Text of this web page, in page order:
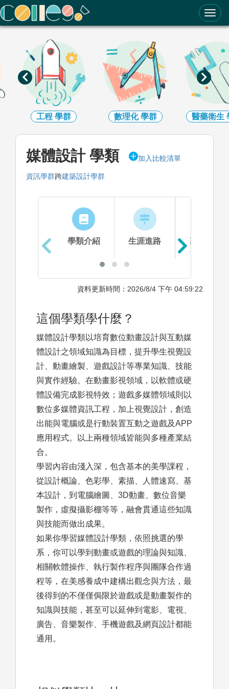
ColleGo! 大學選才與高中育才輔助系統
工程 學群 數理化學群 醫藥衛生
媒體設計 學類 加入比較清單
資訊學群跨建築設計學群
學類介紹 生涯進路 高中準備
資料更新時間：2026/8/4 下午 04:59:22
這個學類學什麼？
媒體設計學類以培育數位動畫設計與互動媒
體設計之領域知識為目標，提升學生視覺設
計、動畫繪製、遊戲設計等專業知識、技能
與實作經驗。在動畫影視領域，以軟體或硬
體設備完成影視特效；遊戲多媒體領域則以
數位多媒體資訊工程，加上視覺設計，創造
出能與電腦或是行動裝置互動之遊戲及APP
應用程式。以上兩種領域皆能與多種產業結
合。
學習內容由淺入深，包含基本的美學課程，
從設計概論、色彩學、素描、人體速寫、基
本設計，到電腦繪圖、3D動畫、數位音樂
製作，虛擬攝影棚等等，融會貫通這些知識
與技能而做出成果。
如果你學習媒體設計學類，依照挑選的學
系，你可以學到動畫或遊戲的理論與知識、
相關軟體操作、執行製作程序與團隊合作過
程等，在美感養成中建構出觀念與方法，最
後得到的不僅僅侷限於遊戲或是動畫製作的
知識與技能，甚至可以延伸到電影、電視、
廣告、音樂製作、手機遊戲及網頁設計都能
通用。